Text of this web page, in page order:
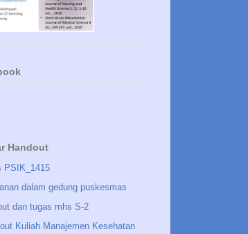
Handout
PSIK_1415
dalam gedung puskesmas
dan tugas mhs S-2
Kuliah Manajemen Kesehatan